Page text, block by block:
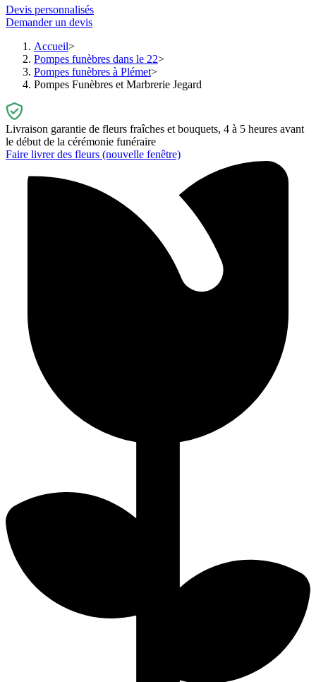
Devis personnalisés
Demander un devis
Accueil
Pompes funèbres dans le 22
Pompes funèbres à Plémet
Pompes Funèbres et Marbrerie Jegard
Livraison garantie de fleurs fraîches et bouquets, 4 à 5 heures avant
le début de la cérémonie funéraire
Faire livrer des fleurs (nouvelle fenêtre)